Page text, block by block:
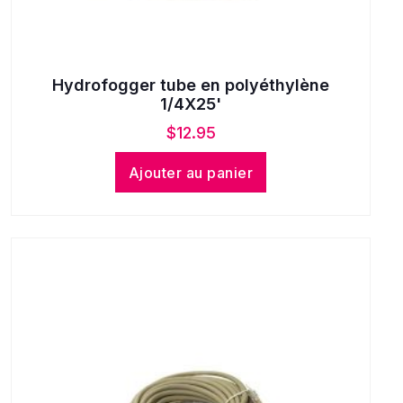
Hydrofogger tube en polyéthylène
1/4X25'
$12.95
Ajouter au panier